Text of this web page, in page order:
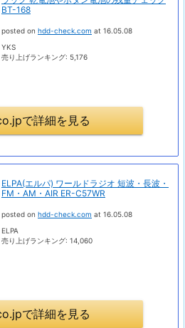
BT-168
posted on hdd-check.com at 16.05.08
YKS
売り上げランキング: 5,176
で詳細を見る
ELPA(エルパ) ワールドラジオ 短波・長波・
FM・AM・AIR ER-C57WR
posted on hdd-check.com at 16.05.08
ELPA
売り上げランキング: 14,060
で詳細を見る